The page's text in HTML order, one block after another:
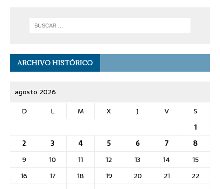
ARCHIVO HISTÓRICO
agosto 2026
D
L M X J V
S
1
2
3 4 5 6 7
8
9
10 11 12 13 14
15
16
17 18 19 20 21
22